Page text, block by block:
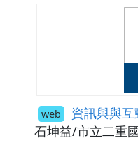
web 資訊與與
石坤益/市立二重